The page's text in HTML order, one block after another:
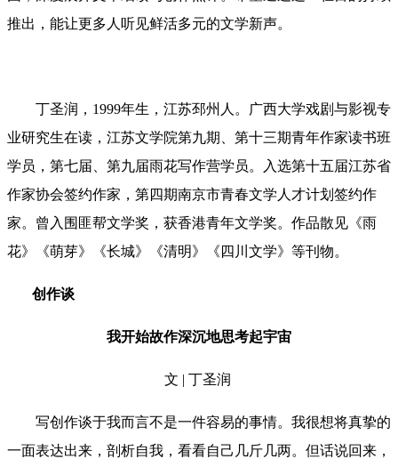
推出，能让更多人听见鲜活多元的文学新声。
丁圣润 ，1999年生，江苏邳州人。广西大学戏剧与影视专
业研究生在读，江苏文学院第九期、第十三期青年作家读书班
学员，第七届、第九届雨花写作营学员。入选第十五届江苏省
作家协会签约作家，第四期南京市青春文学人才计划签约作
家。曾入围匪帮文学奖，获香港青年文学奖。作品散见《雨
花》《萌芽》《长城》《清明》《四川文学》等刊物。
创作谈
我开始故作深沉地思考起宇宙
文 | 丁圣润
写创作谈于我而言不是一件容易的事情。我很想将真挚的
一面表达出来，剖析自我，看看自己几斤几两。但话说回来，